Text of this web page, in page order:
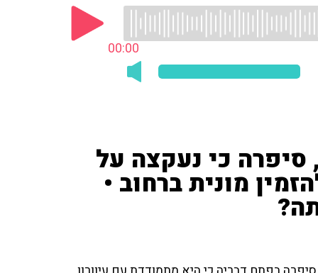
00:00
סיפרה כי נעקצה על
מונית ברחוב •